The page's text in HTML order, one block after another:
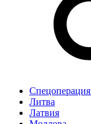
Литва
Латвия